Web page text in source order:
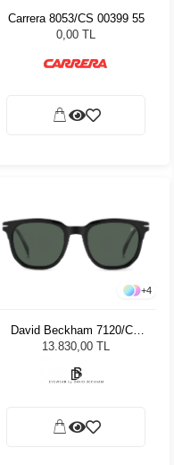
Carrera 8053/CS 00399 55
0,00 TL
+4
David Beckham 7120/CS
PHW51 Unisex Güneş
13.830,00 TL